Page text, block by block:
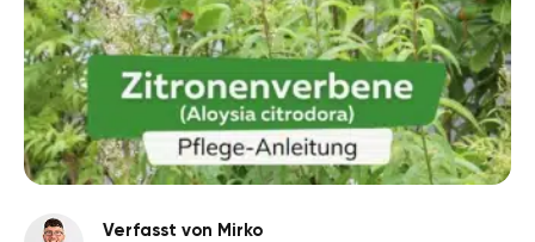
Verfasst von Mirko